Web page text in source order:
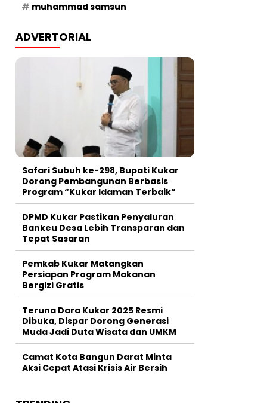
muhammad samsun
ADVERTORIAL
Safari Subuh ke-298, Bupati Kukar
Dorong Pembangunan Berbasis
Program “Kukar Idaman Terbaik”
DPMD Kukar Pastikan Penyaluran
Bankeu Desa Lebih Transparan dan
Tepat Sasaran
Pemkab Kukar Matangkan
Persiapan Program Makanan
Bergizi Gratis
Teruna Dara Kukar 2025 Resmi
Dibuka, Dispar Dorong Generasi
Muda Jadi Duta Wisata dan UMKM
Camat Kota Bangun Darat Minta
Aksi Cepat Atasi Krisis Air Bersih